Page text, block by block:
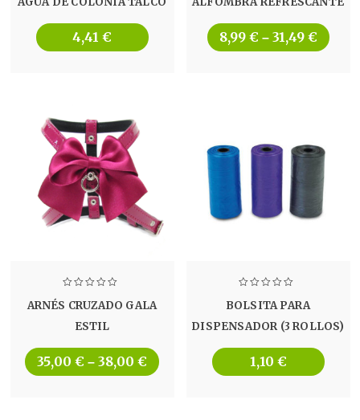
4,41 € 8,99 € – 31,49 €
ARNÉS CRUZADO GALA
ESTIL
35,00 € – 38,00 €
BOLSITA PARA
DISPENSADOR (3 ROLLOS)
1,10 €